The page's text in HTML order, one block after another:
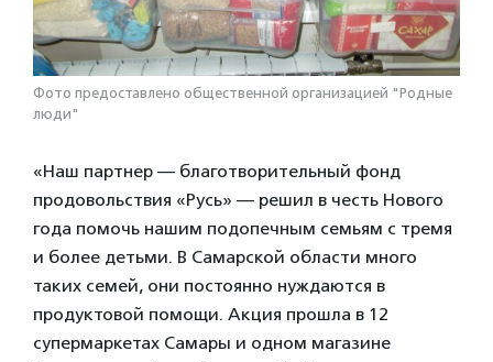
Фото предоставлено общественной организацией "Родные
люди"
«Наш партнер — благотворительный фонд
продовольствия «Русь» — решил в честь Нового
года помочь нашим подопечным семьям с тремя
и более детьми. В Самарской области много
таких семей, они постоянно нуждаются в
продуктовой помощи. Акция прошла в 12
супермаркетах Самары и одном магазине